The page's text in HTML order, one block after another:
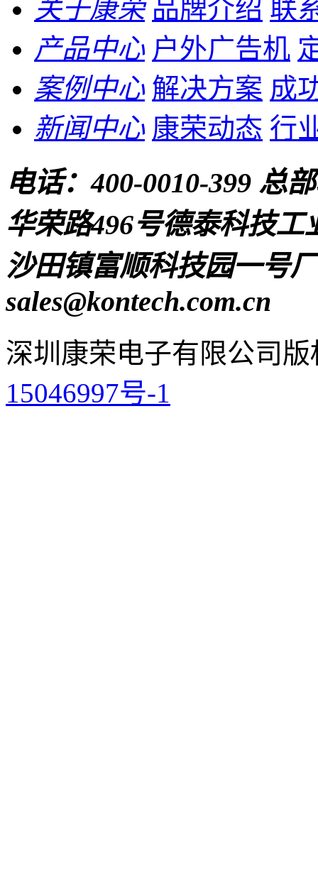
关于康荣 品牌介绍 联
产品中心 户外广告机
案例中心 解决方案 成
新闻中心 康荣动态 行
电话：400-0010-399 总
华荣路496号德泰科技工
沙田镇富顺科技园一号
sales@kontech.com.cn
深圳康荣电子有限公司 版
15046997号-1